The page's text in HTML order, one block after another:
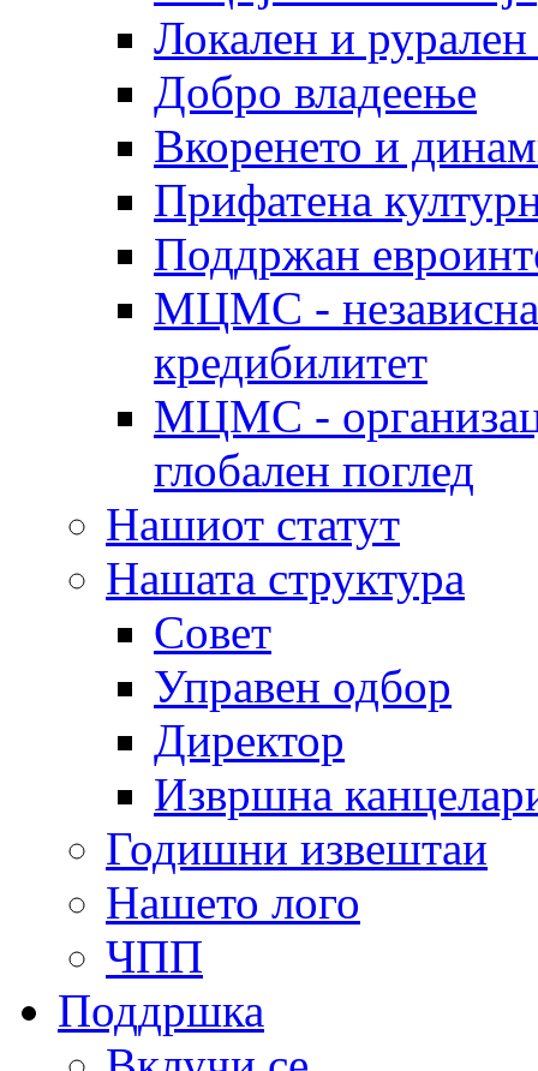
Локален и рурален
Добро владеење
Вкоренето и
Прифатена
Поддржан
МЦМС - независна
кредибилитет
МЦМС -
глобален поглед
Нашиот статут
Нашата структура
Совет
Управен одбор
Директор
Извршна
Годишни извештаи
Нашето лого
ЧПП
Поддршка